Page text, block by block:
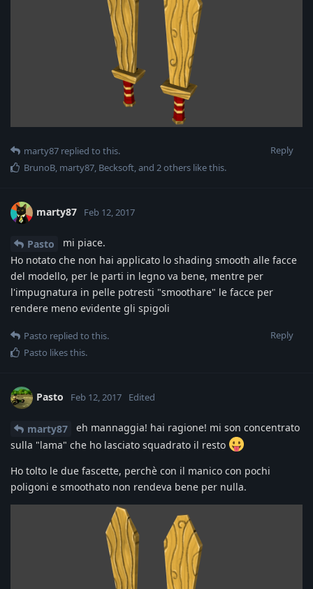
Reply
marty87 replied to this.
BrunoB, marty87, Becksoft, and 2others like this.
marty87 Feb 12, 2017
Pasto
mi piace.
Ho notato che non hai applicato lo shading smooth alle facce
del modello, per le parti in legno va bene, mentre per
l'impugnatura in pelle potresti "smoothare" le facce per
rendere meno evidente gli spigoli
Reply
Pasto replied to this.
Pasto likes this.
Pasto Feb 12, 2017 Edited
marty87
eh mannaggia! hai ragione! mi son concentrato
sulla "lama" che ho lasciato squadrato il resto
Ho tolto le due fascette, perchè con il manico con pochi
poligoni e smoothato non rendeva bene per nulla.